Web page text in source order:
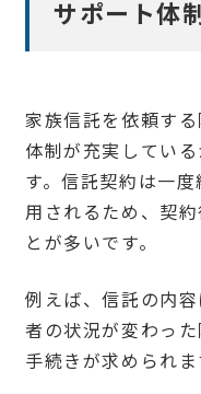
サポート体
家族信託を依頼す
体制が充実してい
す。信託契約は一
用されるため、契
とが多いです。
例えば、信託の内
者の状況が変わっ
手続きが求められま